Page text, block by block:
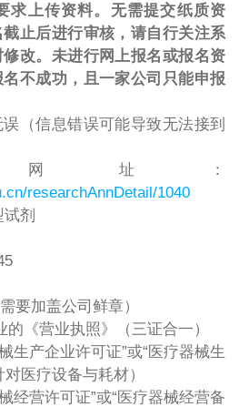
求上传资料。无需提交纸质资
止后进行审核，请自行关注系
改。未进行网上报名或报名资
不成功，且一家公司只能申报
（信息错误可能导致无法接到
址：
researchAnnDetail/1040
剂
要加盖公司鲜章）
《营业执照》（三证合一）
生产企业许可证”或“医疗器械生
医疗设备与耗材）
经营许可证”或“医疗器械经营备